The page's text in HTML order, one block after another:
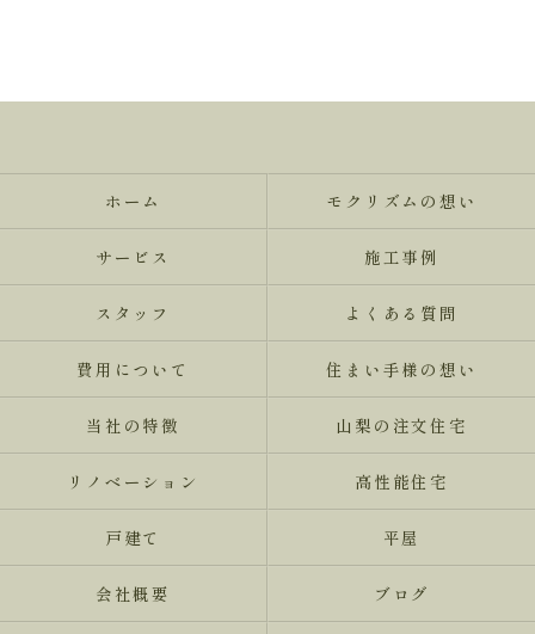
ホーム モクリズムの想い
サービス 施工事例
スタッフ よくある質問
費用について 住まい手様の想い
当社の特徴 山梨の注文住宅
リノベーション 高性能住宅
戸建て 平屋
会社概要 ブログ